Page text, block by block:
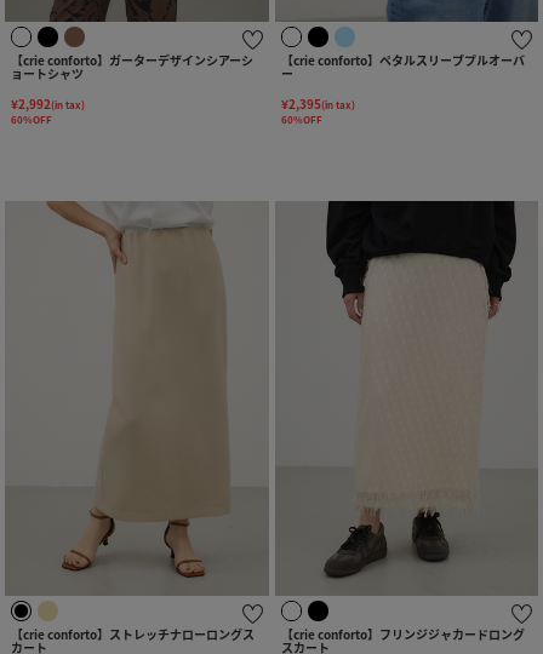
【crie conforto】ガーターデザインシアーシ
ョートシャツ
¥2,992(in tax)
60%OFF
【crie conforto】ペタルスリーブプルオーバ
ー
¥2,395(in tax)
60%OFF
【crie conforto】ストレッチナローロングス
カート
【crie conforto】フリンジジャカードロング
スカート